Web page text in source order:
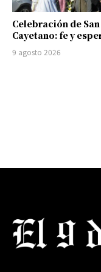
Celebración de San
Cayetano: fe y
9 agosto 2026